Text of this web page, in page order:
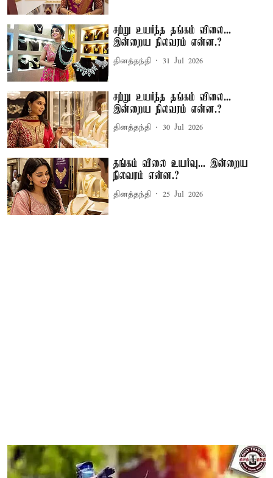
சற்று உயர்ந்த தங்கம் விலை...
இன்றைய நிலவரம் என்ன.?
தினத்தந்தி 31 Jul 2026
சற்று உயர்ந்த தங்கம் விலை...
இன்றைய நிலவரம் என்ன.?
தினத்தந்தி 30 Jul 2026
தங்கம் விலை உயர்வு... இன்றைய
நிலவரம் என்ன.?
தினத்தந்தி 25 Jul 2026